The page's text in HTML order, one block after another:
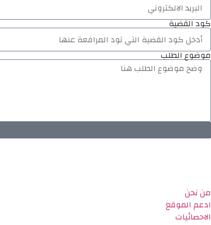
كود القضية
موضوع الطلب
من نحن
ادعم الموقع
الاحصائيات